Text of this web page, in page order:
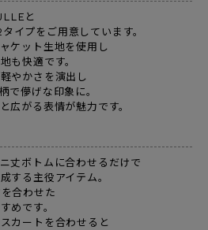
と
イプをご用意しています。
ケット生地を使用し
も快適です。
やかさを演出し
で儚げな印象に。
広がる表情が魅力です。
丈ボトムに合わせるだけで
する主役アイテム。
合わせた
めです。
カートを合わせると